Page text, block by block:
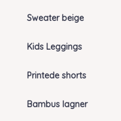
Sweater beige
Kids Leggings
Printede shorts
Bambus lagner